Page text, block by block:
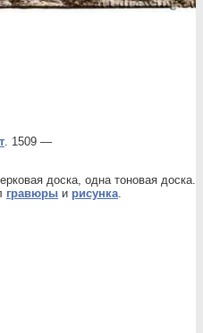
. 1509 —
доска, одна тоновая доска.
гравюры и рисунка.